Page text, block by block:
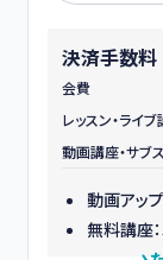
決済手数料
会費
レッスン・ライ
動画講座・サブ
動画アッ
無料講座